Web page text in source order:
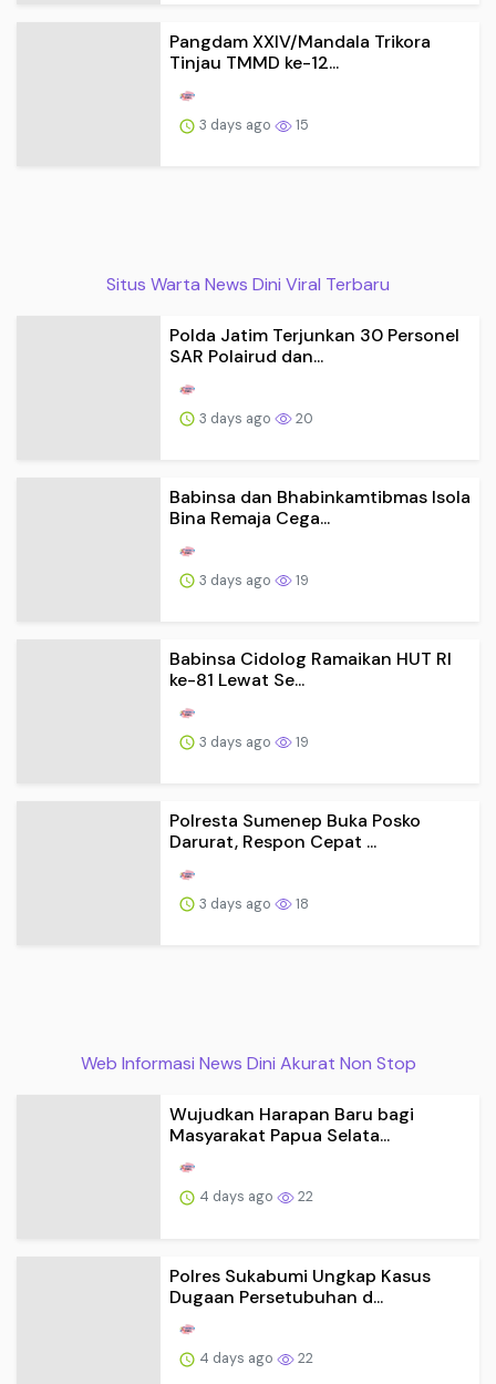
Pangdam XXIV/Mandala Trikora
Tinjau TMMD ke-12...
3 days ago 15
Situs Warta News Dini Viral Terbaru
Polda Jatim Terjunkan 30 Personel
SAR Polairud dan...
3 days ago 20
Babinsa dan Bhabinkamtibmas Isola
Bina Remaja Cega...
3 days ago 19
Babinsa Cidolog Ramaikan HUT RI
ke-81 Lewat Se...
3 days ago 19
Polresta Sumenep Buka Posko
Darurat, Respon Cepat ...
3 days ago 18
Web Informasi News Dini Akurat Non Stop
Wujudkan Harapan Baru bagi
Masyarakat Papua Selata...
4 days ago 22
Polres Sukabumi Ungkap Kasus
Dugaan Persetubuhan d...
4 days ago 22